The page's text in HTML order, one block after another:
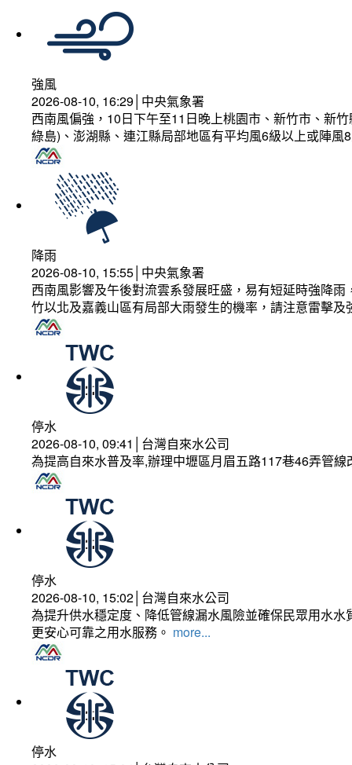
強風
2026-08-10, 16:29│中央氣象署
西南風偏強，10日下午至11日晚上桃園市、新竹市、新
綠島)、澎湖縣、連江縣局部地區有平均風6級以上或陣
降雨
2026-08-10, 15:55│中央氣象署
西南風影響及午後對流雲系發展旺盛，易有短延時強降
竹以北及嘉義山區有局部大雨發生的機率，請注意雷擊
停水
2026-08-10, 09:41│台灣自來水公司
為提高自來水普及率,辦理中壢區月眉五路117巷46弄管
停水
2026-08-10, 15:02│台灣自來水公司
為提升供水穩定度、降低管線漏水風險並確保民眾用水
更安心可靠之用水服務。 more...
停水